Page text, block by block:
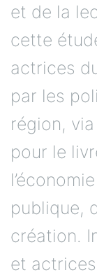
et de la
cette
actrices
par les
région,
pour le
publique,
création.
et